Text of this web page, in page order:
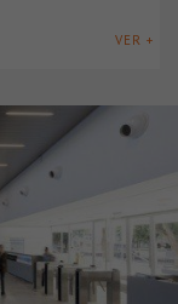
VER +